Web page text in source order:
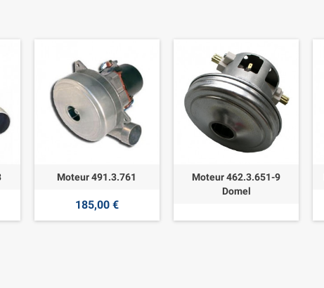
Moteur 491.3.761
185,00 €
Moteur 462.3.651-9
Domel